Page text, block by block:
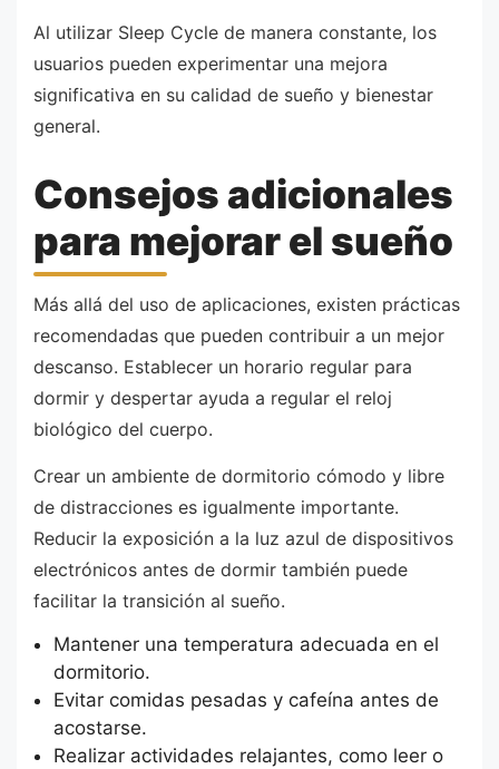
Al utilizar Sleep Cycle de manera constante, los
usuarios pueden experimentar una mejora
significativa en su calidad de sueño y bienestar
general.
Consejos adicionales
para mejorar el sueño
Más allá del uso de aplicaciones, existen prácticas
recomendadas que pueden contribuir a un mejor
descanso. Establecer un horario regular para
dormir y despertar ayuda a regular el reloj
biológico del cuerpo.
Crear un ambiente de dormitorio cómodo y libre
de distracciones es igualmente importante.
Reducir la exposición a la luz azul de dispositivos
electrónicos antes de dormir también puede
facilitar la transición al sueño.
Mantener una temperatura adecuada en el
dormitorio.
Evitar comidas pesadas y cafeína antes de
acostarse.
Realizar actividades relajantes, como leer o